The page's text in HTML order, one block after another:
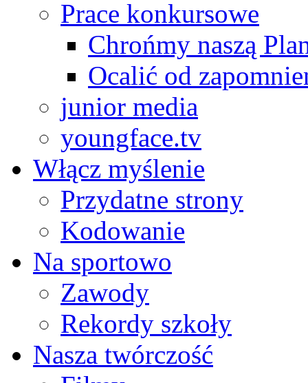
Prace konkursowe
Chrońmy naszą
Ocalić od
junior media
youngface.tv
Włącz myślenie
Przydatne strony
Kodowanie
Na sportowo
Zawody
Rekordy szkoły
Nasza twórczość